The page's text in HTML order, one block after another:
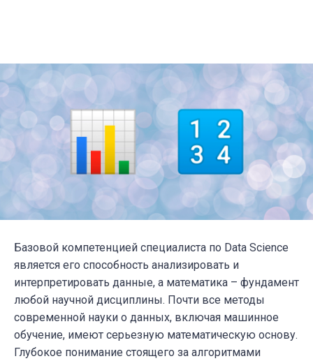
Базовой компетенцией специалиста по Data Science
является его способность анализировать и
интерпретировать данные, а математика – фундамент
любой научной дисциплины. Почти все методы
современной науки о данных, включая машинное
обучение, имеют серьезную математическую основу.
Глубокое понимание стоящего за алгоритмами